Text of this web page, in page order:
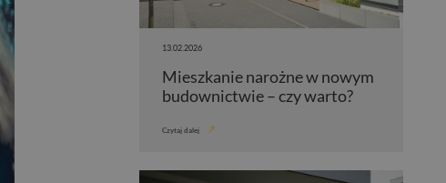
13.02.2026
Mieszkanie narożne w nowym
budownictwie – czy warto?
Czytaj dalej